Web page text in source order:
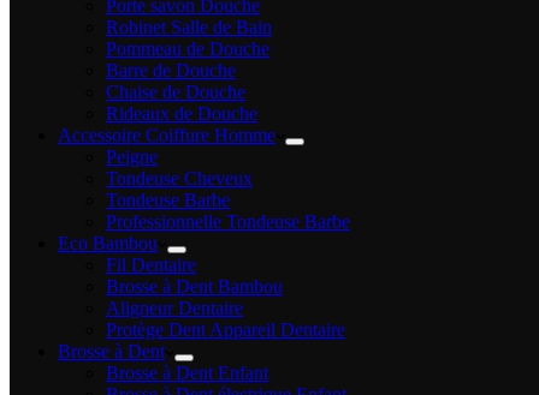
Porte savon Douche
Robinet Salle de Bain
Pommeau de Douche
Barre de Douche
Chaise de Douche
Rideaux de Douche
Accessoire Coiffure Homme
Peigne
Tondeuse Cheveux
Tondeuse Barbe
Professionnelle Tondeuse Barbe
Eco Bambou
Fil Dentaire
Brosse à Dent Bambou
Aligneur Dentaire
Protège Dent Appareil Dentaire
Brosse à Dent
Brosse à Dent Enfant